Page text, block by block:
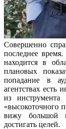
Совершенно
последнее
находится в
плановых
попадание в
агентствах есть
из
«высокоточного
вижу большой
достигать целей.